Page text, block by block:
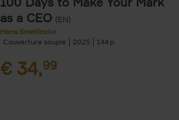
as a CEO (EN)
Hans Smellinckx
Couverture souple
2025 144
€ 34,99